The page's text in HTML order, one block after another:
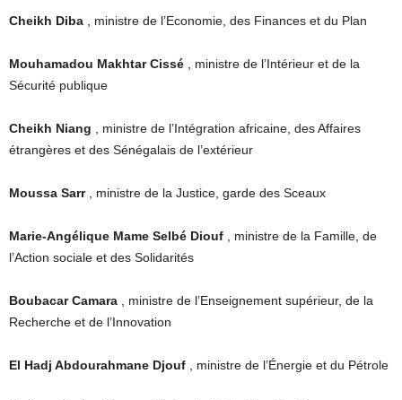
Cheikh Diba , ministre de l’Economie, des Finances et du Plan
Mouhamadou Makhtar Cissé , ministre de l’Intérieur et de la
Sécurité publique
Cheikh Niang , ministre de l’Intégration africaine, des Affaires
étrangères et des Sénégalais de l’extérieur
Moussa Sarr, ministre de la Justice, garde des Sceaux
Marie-Angélique Mame Selbé Diouf , ministre de la Famille, de
l’Action sociale et des Solidarités
Boubacar Camara , ministre de l’Enseignement supérieur, de la
Recherche et de l’Innovation
El Hadj Abdourahmane Djouf , ministre de l’Énergie et du Pétrole